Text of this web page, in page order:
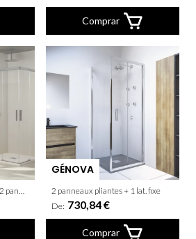
Comprar
GÉNOVA
2 panneaux pliantes + 1 lat. fixe
De: 730,84 €
Comprar